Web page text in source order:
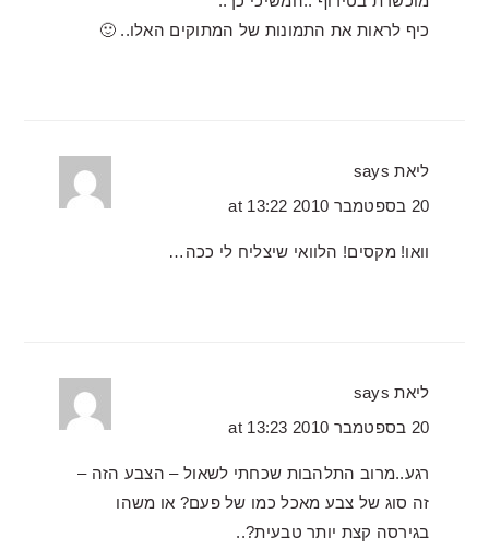
כיף לראות את התמונות של המתוקים האלו.. 🙂
ליאת says
20 בספטמבר 2010 at 13:22
וואו! מקסים! הלוואי שיצליח לי ככה…
ליאת says
20 בספטמבר 2010 at 13:23
רגע..מרוב התלהבות שכחתי לשאול – הצבע הזה –
זה סוג של צבע מאכל כמו של פעם? או משהו
בגירסה קצת יותר טבעית?..